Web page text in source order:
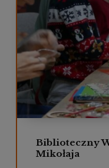
Biblioteczny
Mikołaja